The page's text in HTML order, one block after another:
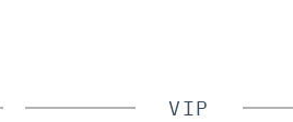
VIP